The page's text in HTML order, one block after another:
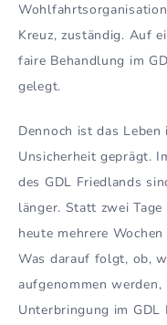
Kreuz, zuständig. Auf
faire Behandlung im
gelegt.
Dennoch ist das
Unsicherheit geprägt.
des GDL Friedlands
länger. Statt zwei
heute mehrere
Was darauf folgt, ob,
aufgenommen
Unterbringung im GDL